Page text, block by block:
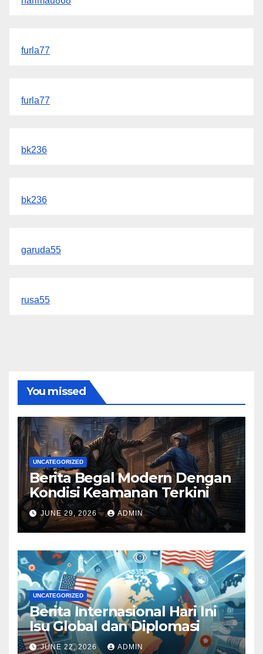
furla77
furla77
bk236
bk236
garuda55
rusa55
You missed
UNCATEGORIZED
Berita Begal Modern Dengan
Kondisi Keamanan Terkini
JUNE 29, 2026 ADMIN
UNCATEGORIZED
Berita Internasional Hari Ini
Isu Global dan Diplomasi
JUNE 22, 2026 ADMIN